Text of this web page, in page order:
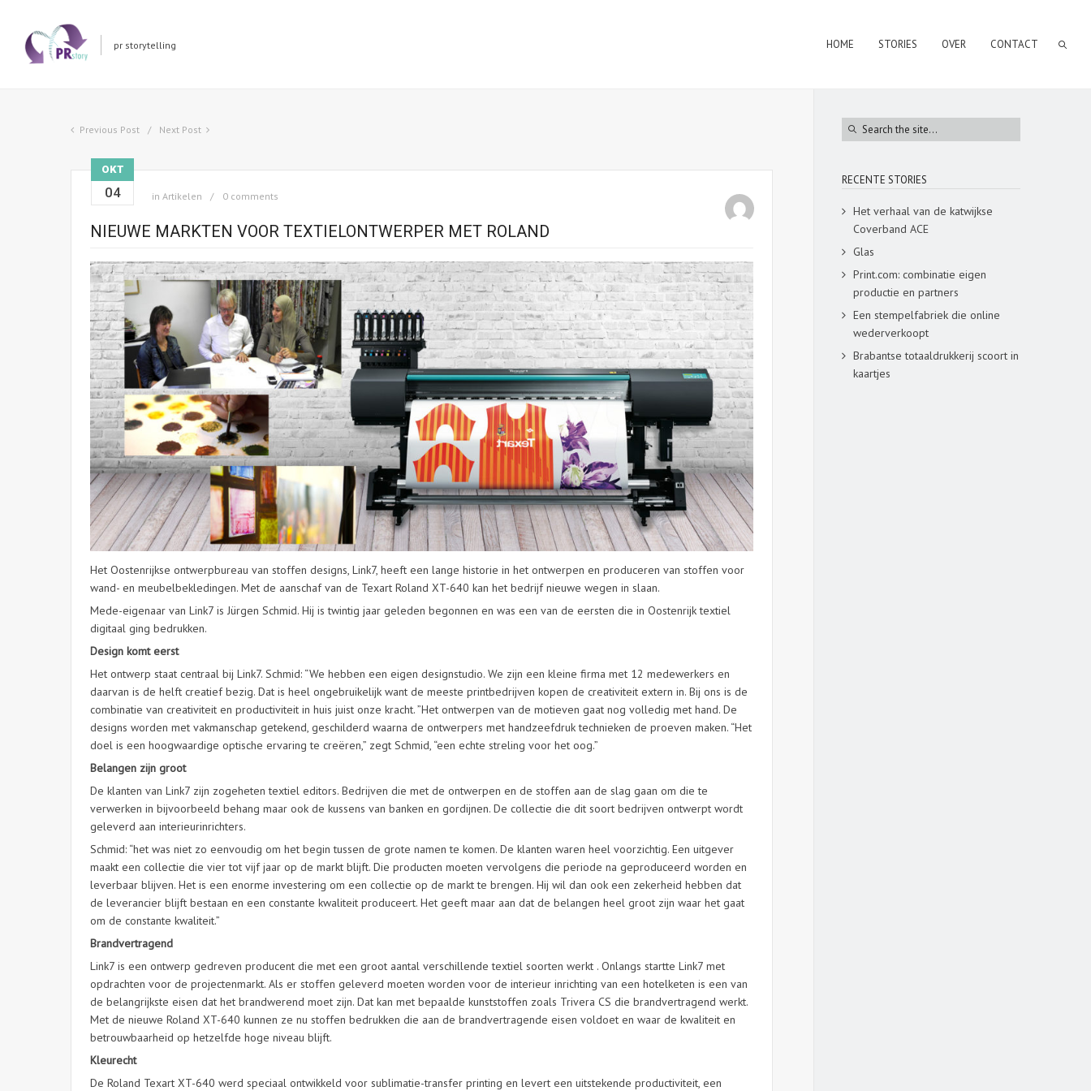
pr storytelling HOME STORIES OVER CONTACT
Previous Post Next Post
OKT
04 in Artikelen 0 comments
NIEUWE MARKTEN VOOR TEXTIELONTWERPER MET ROLAND
Het Oostenrijkse ontwerpbureau van stoffen designs, Link7, heeft een lange historie in het ontwerpen en produceren van stoffen voor
wand- en meubelbekledingen. Met de aanschaf van de Texart Roland XT-640 kan het bedrijf nieuwe wegen in slaan.
Mede-eigenaar van Link7 is Jürgen Schmid. Hij is twintig jaar geleden begonnen en was een van de eersten die in Oostenrijk textiel
digitaal ging bedrukken.
Design komt eerst
Het ontwerp staat centraal bij Link7. Schmid: “We hebben een eigen designstudio. We zijn een kleine firma met 12 medewerkers en
daarvan is de helft creatief bezig. Dat is heel ongebruikelijk want de meeste printbedrijven kopen de creativiteit extern in. Bij ons is de
combinatie van creativiteit en productiviteit in huis juist onze kracht. ”Het ontwerpen van de motieven gaat nog volledig met hand. De
designs worden met vakmanschap getekend, geschilderd waarna de ontwerpers met handzeefdruk technieken de proeven maken. “Het
doel is een hoogwaardige optische ervaring te creëren,” zegt Schmid, “een echte streling voor het oog.”
Belangen zijn groot
De klanten van Link7 zijn zogeheten textiel editors. Bedrijven die met de ontwerpen en de stoffen aan de slag gaan om die te
verwerken in bijvoorbeeld behang maar ook de kussens van banken en gordijnen. De collectie die dit soort bedrijven ontwerpt wordt
geleverd aan interieurinrichters.
Schmid: “het was niet zo eenvoudig om het begin tussen de grote namen te komen. De klanten waren heel voorzichtig. Een uitgever
maakt een collectie die vier tot vijf jaar op de markt blijft. Die producten moeten vervolgens die periode na geproduceerd worden en
leverbaar blijven. Het is een enorme investering om een collectie op de markt te brengen. Hij wil dan ook een zekerheid hebben dat
de leverancier blijft bestaan en een constante kwaliteit produceert. Het geeft maar aan dat de belangen heel groot zijn waar het gaat
om de constante kwaliteit.”
Brandvertragend
Link7 is een ontwerp gedreven producent die met een groot aantal verschillende textiel soorten werkt . Onlangs startte Link7 met
opdrachten voor de projectenmarkt. Als er stoffen geleverd moeten worden voor de interieur inrichting van een hotelketen is een van
de belangrijkste eisen dat het brandwerend moet zijn. Dat kan met bepaalde kunststoffen zoals Trivera CS die brandvertragend werkt.
Met de nieuwe Roland XT-640 kunnen ze nu stoffen bedrukken die aan de brandvertragende eisen voldoet en waar de kwaliteit en
betrouwbaarheid op hetzelfde hoge niveau blijft.
Kleurecht
De Roland Texart XT-640 werd speciaal ontwikkeld voor sublimatie-transfer printing en levert een uitstekende productiviteit, een
RECENTE STORIES
Het verhaal van de katwijkse
Coverband ACE
Glas
Print.com: combinatie eigen
productie en partners
Een stempelfabriek die online
wederverkoopt
Brabantse totaaldrukkerij scoort in
kaartjes